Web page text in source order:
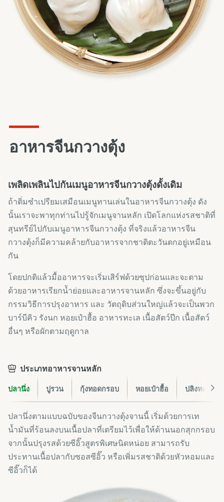
อาหารจีนกวางตุ้ง
เพลิดเพลินไปกันเมนูอาหารจีนกวางตุ้งดั้งเดิม
ถ้าติ่มซำเปรียมเสมือนเมนูทานเล่นในอาหารจีนกวางตุ้ง ดัง
นั้นเราจะพาทุกท่านไปรู้จักเมนูจานหลัก เปิดโลกแห่งรสชาติที่
สุนทรีย์ไปกับเมนูอาหารจีนกวางตุ้ง ที่จริงแล้วอาหารจีน
กวางตุ้งก็มีความคล้ายกับอาหารจากชาติตะวันตกอยู่เหมือน
กัน
โดยปกติแล้วมื้ออาหารจะเริ่มเสิร์ฟด้วยซุปก่อนและจะตาม
ด้วยอาหารเรียกน้ำย่อยและอาหารจานหลัก ซึ่งจะขึ้นอยู่กับ
กรรมวิธีการปรุงอาหาร และ วัตถุดิบส่วนใหญ่แล้วจะเป็นพวก
บาร์บีคิว รังนก หอยเป๋าฮื้อ อาหารทะเล เนื้อสัตว์ปีก เนื้อสัตว์
อื่นๆ หรือผักตามฤดูกาล
ประเภทอาหารจานหลัก
ปลานึ่ง ปูรวน กุ้งทอดกรอบ หอยเป๋าฮื้อ ปลิงทะเล
ปลานึ่งตามแบบฉบับของจีนกวางตุ้งจานนี้ เริ่มด้วยการเท
น้ำมันที่ร้อนลงบนเนื้อปลาที่เตรียมไว้เพื่อให้ด้านนอกสุกกรอบ
จากนั้นปรุงรสด้วยซีอิ๊วสูตรพิเศษนิดหน่อย สามารถรับ
ประทานเนื้อปลากับซอสซีอิ๊ว หรือเพิ่มรสชาติด้วยหัวหอมและ
ซีอิ๊วก็ได้